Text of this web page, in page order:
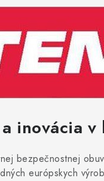
inovácia
bezpečnostnej
európskych